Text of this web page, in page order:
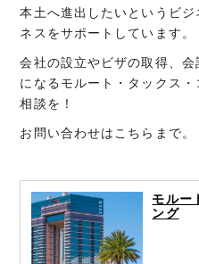
本土へ進出したいというビ
ネスをサポートしています。
会社の設立やビザの取得、
になるモルート・タックス
相談を！
お問い合わせはこちらまで。
モルー
ング